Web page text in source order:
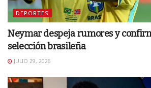
DEPORTES
Neymar despeja rumores y
selección brasileña
JULIO 29, 2026